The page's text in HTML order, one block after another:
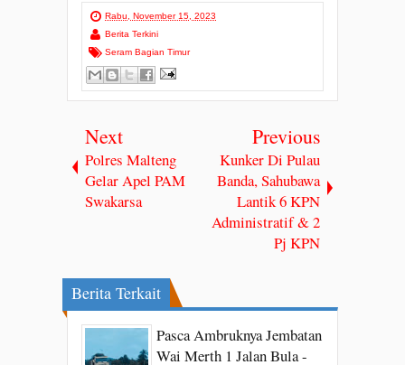
Rabu, November 15, 2023
Berita Terkini
Seram Bagian Timur
Next
Polres Malteng
Gelar Apel PAM
Swakarsa
Previous
Kunker Di Pulau
Banda, Sahubawa
Lantik 6 KPN
Administratif & 2
Pj KPN
Berita Terkait
Pasca Ambruknya Jembatan
Wai Merth 1 Jalan Bula -